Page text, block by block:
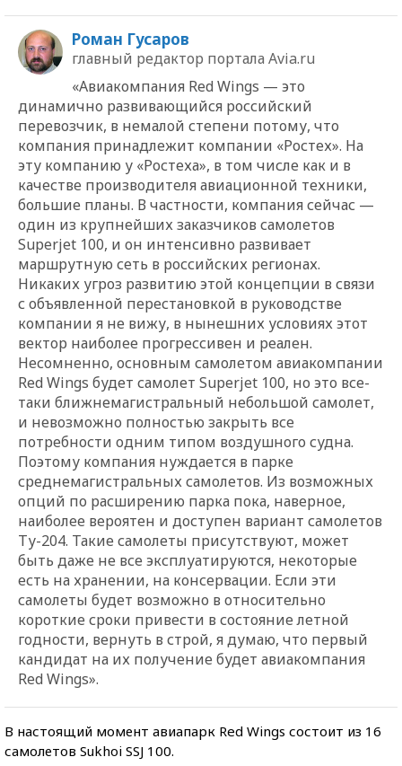
Роман Гусаров
главный редактор портала Avia.ru
«Авиакомпания Red Wings — это
динамично развивающийся российский
перевозчик, в немалой степени потому, что
компания принадлежит компании «Ростех». На
эту компанию у «Ростеха», в том числе как и в
качестве производителя авиационной техники,
большие планы. В частности, компания сейчас —
один из крупнейших заказчиков самолетов
Superjet 100, и он интенсивно развивает
маршрутную сеть в российских регионах.
Никаких угроз развитию этой концепции в связи
с объявленной перестановкой в руководстве
компании я не вижу, в нынешних условиях этот
вектор наиболее прогрессивен и реален.
Несомненно, основным самолетом авиакомпании
Red Wings будет самолет Superjet 100, но это все-
таки ближнемагистральный небольшой самолет,
и невозможно полностью закрыть все
потребности одним типом воздушного судна.
Поэтому компания нуждается в парке
среднемагистральных самолетов. Из возможных
опций по расширению парка пока, наверное,
наиболее вероятен и доступен вариант самолетов
Ту-204. Такие самолеты присутствуют, может
быть даже не все эксплуатируются, некоторые
есть на хранении, на консервации. Если эти
самолеты будет возможно в относительно
короткие сроки привести в состояние летной
годности, вернуть в строй, я думаю, что первый
кандидат на их получение будет авиакомпания
Red Wings».
В настоящий момент авиапарк Red Wings состоит из 16
самолетов Sukhoi SSJ 100.